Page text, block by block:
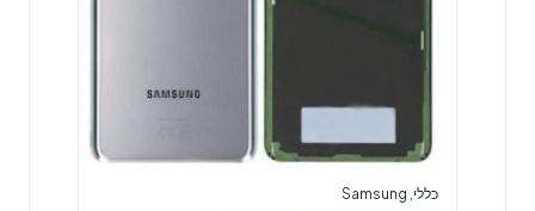
כללי Samsung